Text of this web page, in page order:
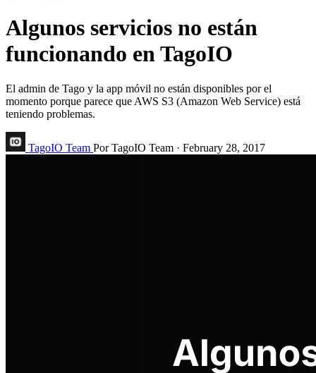
Algunos servicios no están
funcionando en TagoIO
El admin de Tago y la app móvil no están disponibles por el
momento porque parece que AWS S3 (Amazon Web Service) está
teniendo problemas.
TagoIO Team Por TagoIO Team · February 28, 2017